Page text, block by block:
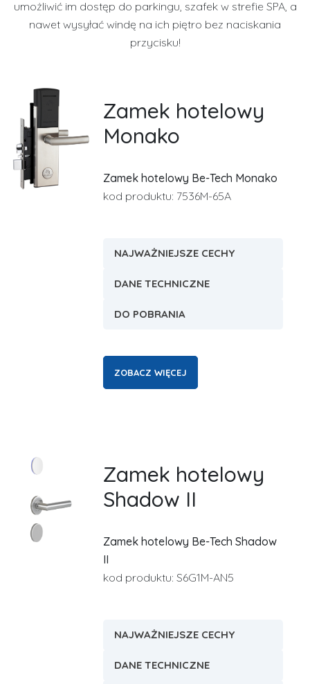
umożliwić im dostęp do parkingu, szafek w strefie SPA, a
nawet wysyłać windę na ich piętro bez naciskania
przycisku!
Zamek hotelowy
Monako
Zamek hotelowy Be-Tech Monako
kod produktu: 7536M-65A
NAJWAŻNIEJSZE CECHY
DANE TECHNICZNE
DO POBRANIA
ZOBACZ WIĘCEJ
Zamek hotelowy
Shadow II
Zamek hotelowy Be-Tech Shadow
II
kod produktu: S6G1M-AN5
NAJWAŻNIEJSZE CECHY
DANE TECHNICZNE